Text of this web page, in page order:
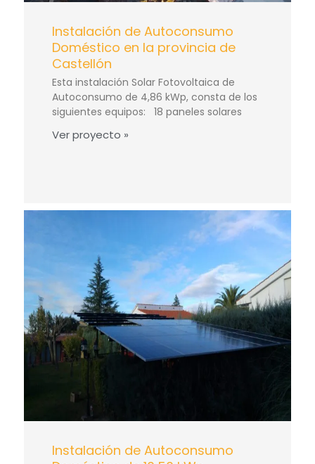
Instalación de Autoconsumo
Doméstico en la provincia de
Castellón
Esta instalación Solar Fotovoltaica de
Autoconsumo de 4,86 kWp, consta de los
siguientes equipos: 18 paneles solares
Ver proyecto »
Instalación de Autoconsumo